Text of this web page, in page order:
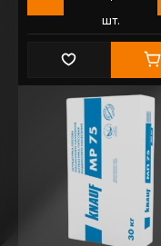
шт.